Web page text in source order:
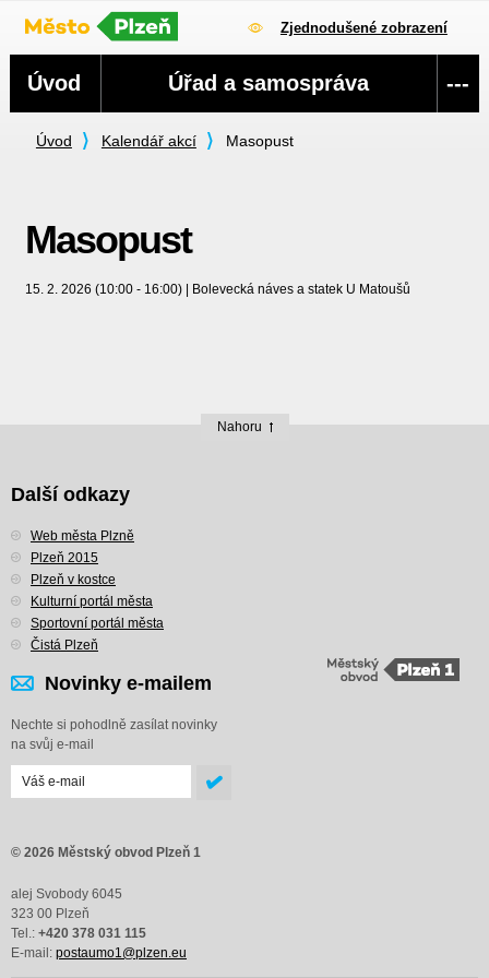
Zjednodušené zobrazení
Úvod Kalendář akcí Masopust
Masopust
15. 2. 2026 (10:00 - 16:00) | Bolevecká náves a statek U Matoušů
Navigace
Úvod Úřad a samospráva ---
Nahoru
Další odkazy
Web města Plzně
Plzeň 2015
Plzeň v kostce
Kulturní portál města
Sportovní portál města
Čistá Plzeň
Novinky e-mailem
Nechte si pohodlně zasílat novinky
na svůj e-mail
© 2026 Městský obvod Plzeň 1
alej Svobody 6045
323 00 Plzeň
Tel.: +420 378 031 115
E-mail: postaumo1@plzen.eu